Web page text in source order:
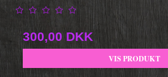
300,00 DKK
VIS PRODUKT